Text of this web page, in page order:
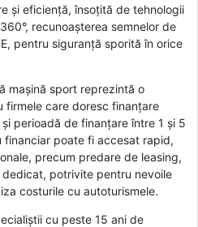
și eficiență, însoțită de tehnologii
recunoașterea semnelor de
pentru siguranță sporită în orice
mașină sport reprezintă o
care doresc finanțare
perioadă de finanțare între 1 și 5
financiar poate fi accesat rapid,
precum predare de leasing,
potrivite pentru nevoile
costurile cu autoturismele.
cu peste 15 ani de